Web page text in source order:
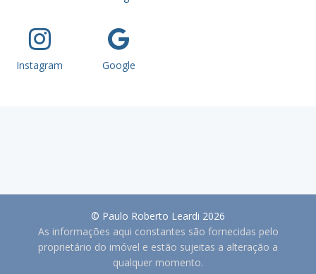
Instagram Google
© Paulo Roberto Leardi 2026
As informações aqui constantes são fornecidas pelo
proprietário do imóvel e estão sujeitas a alteração a
qualquer momento.